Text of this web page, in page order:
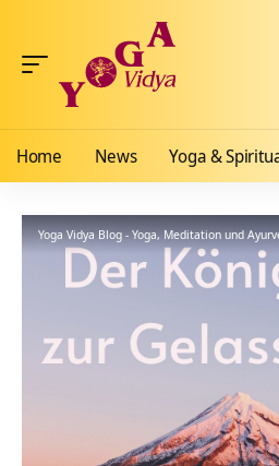
Home News Yoga &
Yoga Vidya Blog - Yoga, Meditation und